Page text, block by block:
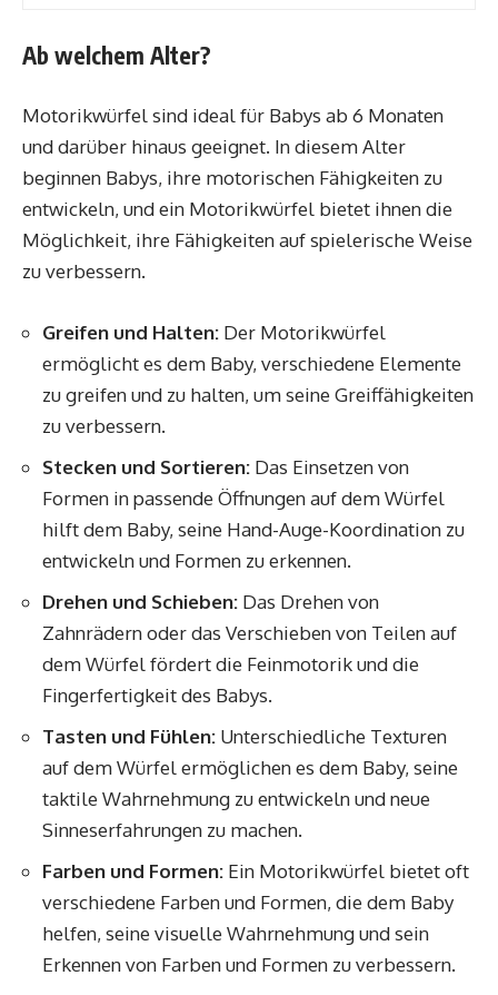
Ab welchem Alter?
Motorikwürfel sind ideal für Babys ab 6 Monaten
und darüber hinaus geeignet. In diesem Alter
beginnen Babys, ihre motorischen Fähigkeiten zu
entwickeln, und ein Motorikwürfel bietet ihnen die
Möglichkeit, ihre Fähigkeiten auf spielerische Weise
zu verbessern.
Greifen und Halten: Der Motorikwürfel
ermöglicht es dem Baby, verschiedene Elemente
zu greifen und zu halten, um seine Greiffähigkeiten
zu verbessern.
Stecken und Sortieren: Das Einsetzen von
Formen in passende Öffnungen auf dem Würfel
hilft dem Baby, seine Hand-Auge-Koordination zu
entwickeln und Formen zu erkennen.
Drehen und Schieben: Das Drehen von
Zahnrädern oder das Verschieben von Teilen auf
dem Würfel fördert die Feinmotorik und die
Fingerfertigkeit des Babys.
Tasten und Fühlen: Unterschiedliche Texturen
auf dem Würfel ermöglichen es dem Baby, seine
taktile Wahrnehmung zu entwickeln und neue
Sinneserfahrungen zu machen.
Farben und Formen: Ein Motorikwürfel bietet oft
verschiedene Farben und Formen, die dem Baby
helfen, seine visuelle Wahrnehmung und sein
Erkennen von Farben und Formen zu verbessern.